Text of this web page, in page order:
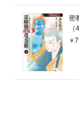
密
（